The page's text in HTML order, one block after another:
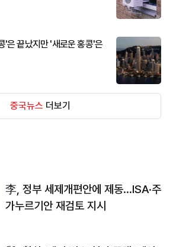
'은 끝났지만 '새로운 홍콩'은
중국뉴스 더보기
李, 정부 세제개편안에 제동…ISA·주
가누르기안 재검토 지시